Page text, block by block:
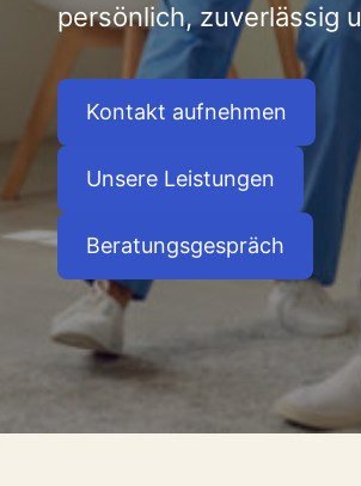
persönlich, zuverlässig
Kontakt aufnehmen
Unsere Leistungen
Beratungsgespräch